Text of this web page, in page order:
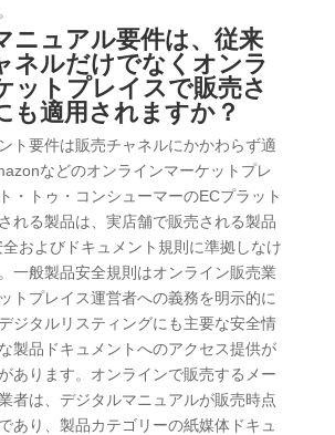
ニュアル要件は、従来
ネルだけでなくオンラ
ットプレイスで販売さ
も適用されますか？
ト要件は販売チャネルにかかわらず適
などのオンラインマーケットプレ
・トゥ・コンシューマーのECプラット
れる製品は、実店舗で販売される製品
およびドキュメント規則に準拠しなけ
一般製品安全規則はオンライン販売業
トプレイス運営者への義務を明示的に
ジタルリスティングにも主要な安全情
製品ドキュメントへのアクセス提供が
あります。オンラインで販売するメー
者は、デジタルマニュアルが販売時点
あり、製品カテゴリーの紙媒体ドキュ